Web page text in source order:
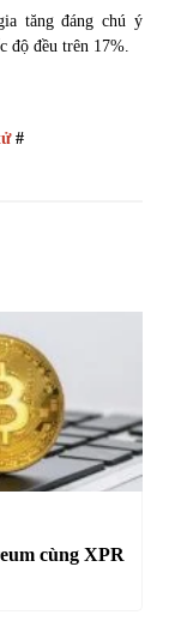
tăng đáng chú ý
độ đều trên 17%.
#
cùng XPR